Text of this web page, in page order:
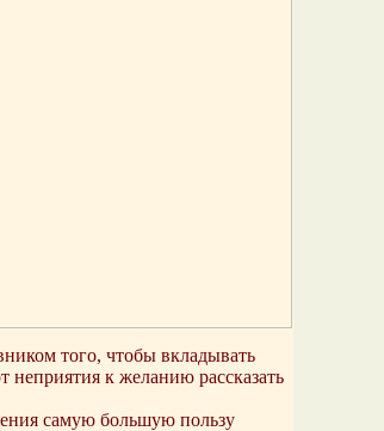
того, чтобы вкладывать
неприятия к желанию рассказать
самую большую пользу